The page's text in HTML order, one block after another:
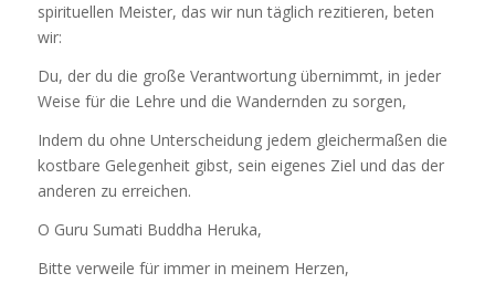
spirituellen Meister, das wir nun täglich rezitieren, beten
wir:
Du, der du die große Verantwortung übernimmt, in jeder
Weise für die Lehre und die Wandernden zu sorgen,
Indem du ohne Unterscheidung jedem gleichermaßen die
kostbare Gelegenheit gibst, sein eigenes Ziel und das der
anderen zu erreichen.
O Guru Sumati Buddha Heruka,
Bitte verweile für immer in meinem Herzen,